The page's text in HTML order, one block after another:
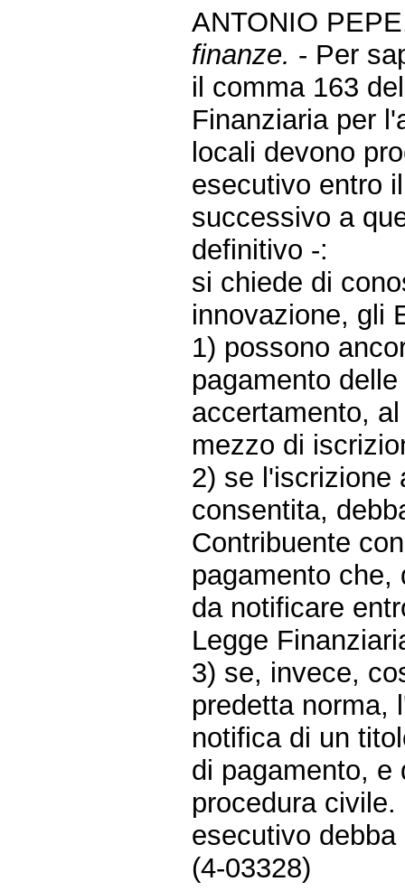
ANTONIO
finanze. - Per
il comma 163
Finanziaria per
locali devono
esecutivo entro
successivo a
definitivo -:
si chiede di
innovazione, gli
1) possono
pagamento
accertamento,
mezzo di
2) se l'iscrizione
consentita,
Contribuente
pagamento
da notificare
Legge
3) se, invece,
predetta norma,
notifica di un
di pagamento, e
procedura
esecutivo
(4-03328)